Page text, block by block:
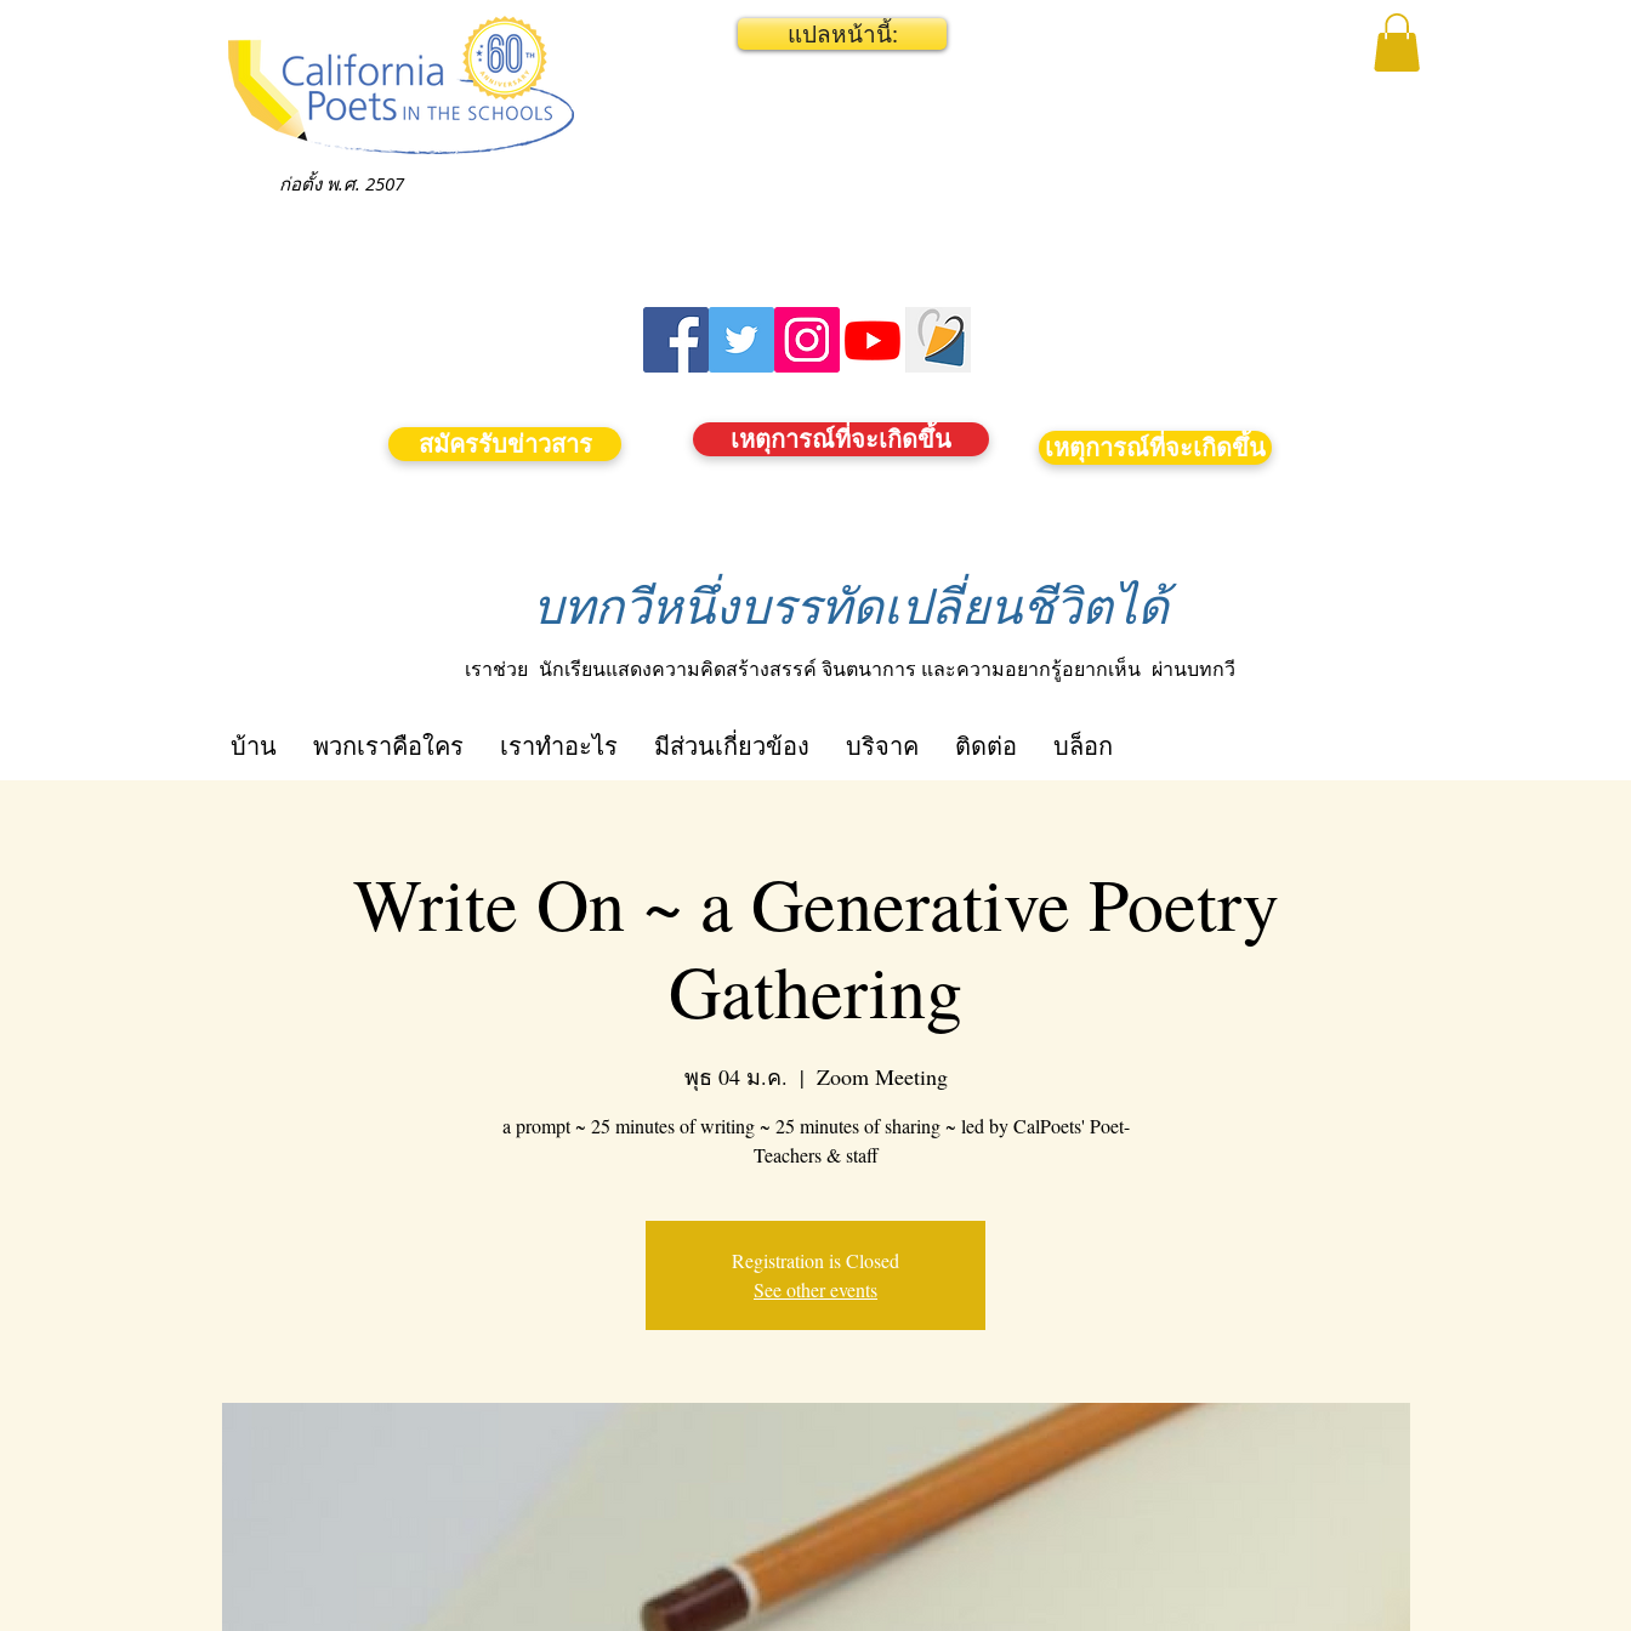
ก่อตั้ง พ.ศ. 2507
แปลหน้านี้:
สมัครรับข่าวสาร เหตุการณ์ที่จะเกิดขึ้น เหตุการณ์ที่จะเกิดขึ้น
บทกวีหนึ่งบรรทัดเปลี่ยนชีวิตได้
เราช่วย นักเรียนแสดงความคิดสร้างสรรค์ จินตนาการ และความอยากรู้อยากเห็น ผ่านบทกวี
บ้าน พวกเราคือใคร เราทำอะไร มีส่วนเกี่ยวข้อง บริจาค ติดต่อ บล็อก
Write On ~ a Generative Poetry
Gathering
พุธ 04 ม.ค.
  |
Zoom Meeting
a prompt ~ 25 minutes of writing ~ 25 minutes of sharing ~ led by CalPoets' Poet-
Teachers & staff
Registration is Closed
See other events